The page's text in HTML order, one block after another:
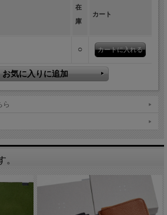
む１枚の布「袱紗（ふくさ）」がモチー
トウォレット2.0。黒地に現代アートの
を引くだけでなく手触りも楽しいシリー
在
庫
カート
○
ら
。